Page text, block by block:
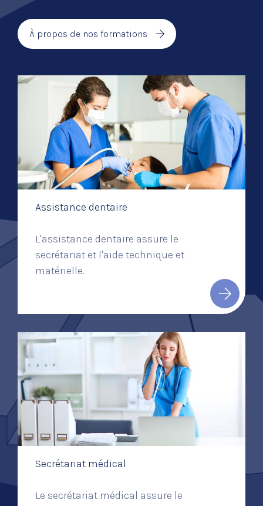
À propos de nos formations
Assistance dentaire
L'assistance dentaire assure le
secrétariat et l'aide technique et
matérielle.
Secrétariat médical
Le secrétariat médical assure le